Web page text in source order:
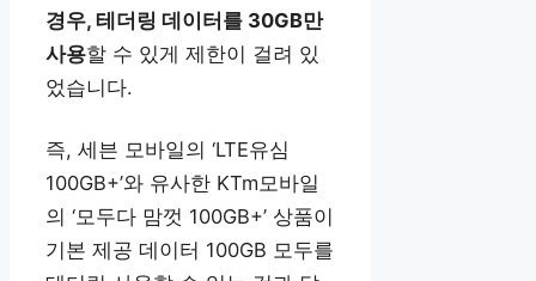
경우, 테더링 데이터를 30GB만
사용할 수 있게 제한이 걸려 있
었습니다.
즉, 세븐 모바일의 ‘LTE유심
100GB+’와 유사한 KTm모바일
의 ‘모두다 맘껏 100GB+’ 상품이
기본 제공 데이터 100GB 모두를